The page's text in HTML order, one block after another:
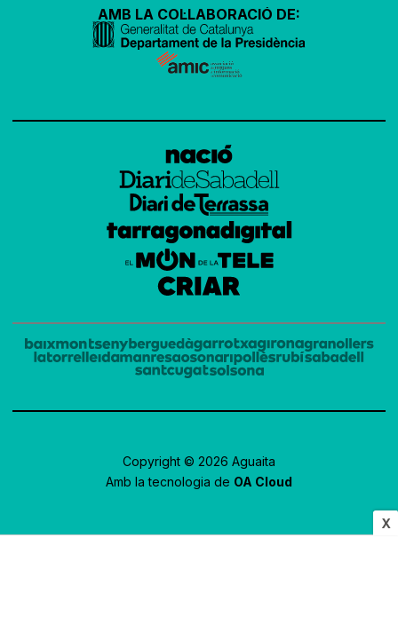
X
AMB LA COL·LABORACIÓ DE:
Copyright © 2026 Aguaita
Amb la tecnologia de OA Cloud